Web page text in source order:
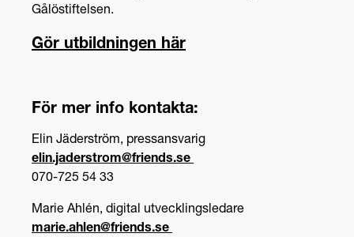
Gålöstiftelsen.
Gör utbildningen här
För mer info kontakta:
Elin Jäderström, pressansvarig
elin.jaderstrom@friends.se
070-725 54 33
Marie Ahlén, digital utvecklingsledare
marie.ahlen@friends.se